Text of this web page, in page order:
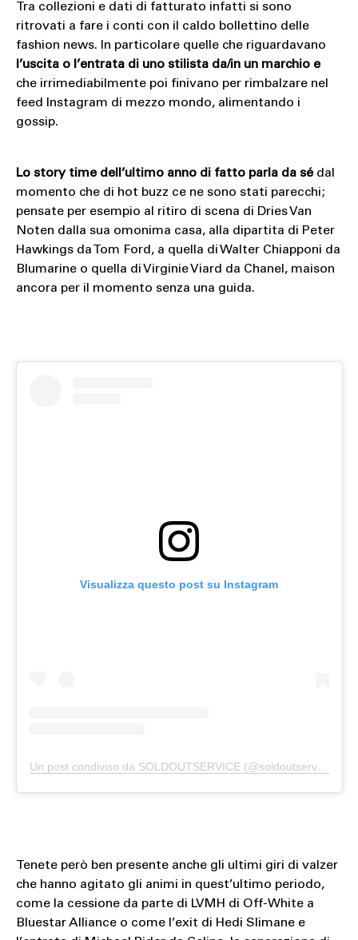
Tra collezioni e dati di fatturato infatti si sono
ritrovati a fare i conti con il caldo bollettino delle
fashion news. In particolare quelle che riguardavano
l’uscita o l’entrata di uno stilista da/in un marchio e
che irrimediabilmente poi finivano per rimbalzare nel
feed Instagram di mezzo mondo, alimentando i
gossip.
Lo story time dell’ultimo anno di fatto parla da sédal
momento che di hot buzz ce ne sono stati parecchi;
pensate per esempio al ritiro di scena di Dries Van
Noten dalla sua omonima casa, alla dipartita di Peter
Hawkings da Tom Ford, a quella di Walter Chiapponi da
Blumarine o quella di Virginie Viard da Chanel, maison
ancora per il momento senza una guida.
Visualizza questo post su Instagram
Un post condiviso da SOLDOUTSERVICE (@soldoutserviceitaly)
Tenete però ben presente anche gli ultimi giri di valzer
che hanno agitato gli animi in quest’ultimo periodo,
come la cessione da parte di LVMH di Off-White a
Bluestar Alliance o come l’exit di Hedi Slimane e